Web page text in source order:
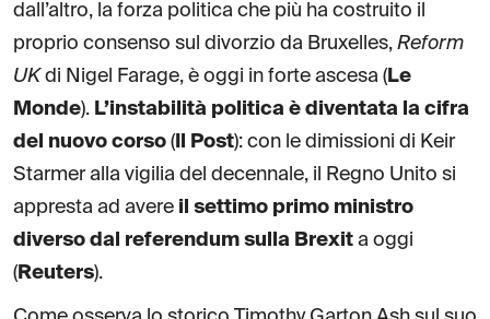
dall’altro, la forza politica che più ha costruito il
proprio consenso sul divorzio da Bruxelles, Reform
UK di Nigel Farage, è oggi in forte ascesa ( Le
Monde). L’instabilità politica è diventata la cifra
del nuovo corso ( Il Post): con le dimissioni di Keir
Starmer alla vigilia del decennale, il Regno Unito si
appresta ad avere il settimo primo ministro
diverso dal referendum sulla Brexit a oggi
( Reuters).